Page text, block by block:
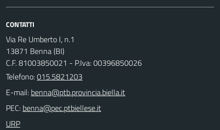
CONTATTI
Via Re Umberto I, n.1
13871 Benna (BI)
C.F. 81003850021 - P.Iva: 00396850026
Telefono:015.5821203
E-mail:
PEC:
URP